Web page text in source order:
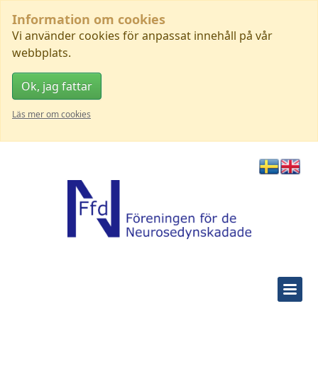
Information om cookies
Vi använder cookies för anpassat innehåll på vår
webbplats.
Ok, jag fattar
Läs mer om cookies